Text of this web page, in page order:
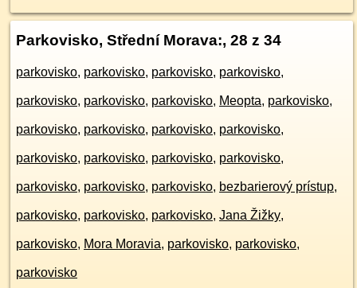
Parkovisko, Střední Morava:, 28 z 34
parkovisko, parkovisko, parkovisko, parkovisko,
parkovisko, parkovisko, parkovisko, Meopta, parkovisko,
parkovisko, parkovisko, parkovisko, parkovisko,
parkovisko, parkovisko, parkovisko, parkovisko,
parkovisko, parkovisko, parkovisko, bezbarierový prístup,
parkovisko, parkovisko, parkovisko, Jana Žižky,
parkovisko, Mora Moravia, parkovisko, parkovisko,
parkovisko